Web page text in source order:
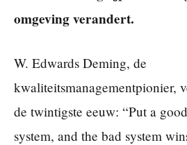
omgeving verandert.
W. Edwards Deming, de
kwaliteitsmanagementpionier,
de twintigste eeuw: “Put a
system, and the bad system